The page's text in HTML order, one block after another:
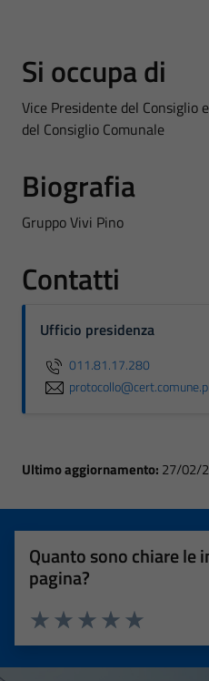
Si occupa di
Vice Presidente del Consiglio
del Consiglio Comunale
Biografia
Gruppo Vivi Pino
Contatti
Ufficio presidenza
011.81.17.280
Ultimo aggiornamento: 27/02/
Quanto sono chiare le
pagina?
Valuta 5
Valuta 4 stelle su
Valuta 3 stelle su 5
Valuta 2 stelle su 5
Valuta 1 stelle su 5